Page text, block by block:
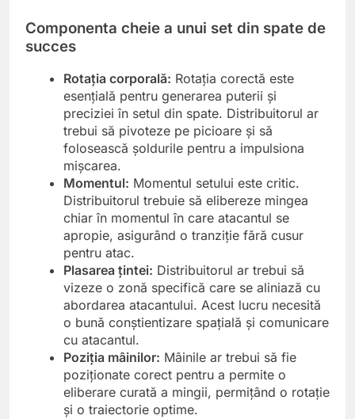
Componenta cheie a unui set din spate de
succes
Rotația corporală: Rotația corectă este
esențială pentru generarea puterii și
preciziei în setul din spate. Distribuitorul ar
trebui să pivoteze pe picioare și să
folosească șoldurile pentru a impulsiona
mișcarea.
Momentul: Momentul setului este critic.
Distribuitorul trebuie să elibereze mingea
chiar în momentul în care atacantul se
apropie, asigurând o tranziție fără cusur
pentru atac.
Plasarea țintei: Distribuitorul ar trebui să
vizeze o zonă specifică care se aliniază cu
abordarea atacantului. Acest lucru necesită
o bună conștientizare spațială și comunicare
cu atacantul.
Poziția mâinilor: Mâinile ar trebui să fie
poziționate corect pentru a permite o
eliberare curată a mingii, permițând o rotație
și o traiectorie optime.